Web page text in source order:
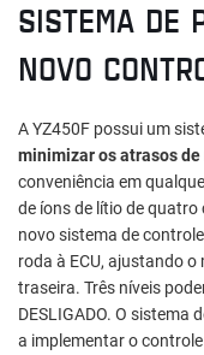
SISTEMA DE
NOVO
A YZ450F possui um
minimizar os atrasos
conveniência em
de íons de lítio de
novo sistema de
roda à ECU, ajustando
traseira. Três níveis
DESLIGADO. O
a implementar o